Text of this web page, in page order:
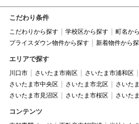
こだわり条件
こだわりから探す 学校区から探す
町名か
プライスダウン物件から探す
新着物件から
エリアで探す
川口市 さいたま市南区 さいたま市浦和区
さいたま市中央区
さいたま市北区
さいた
さいたま市見沼区
さいたま市桜区 さいた
コンテンツ